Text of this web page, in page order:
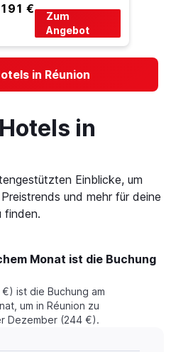
191 €
Zum
Angebot
in Réunion
in
Einblicke, um
und mehr für deine
finden.
Monat ist die Buchung
ist die Buchung am
um in Réunion zu
Dezember (244 €).